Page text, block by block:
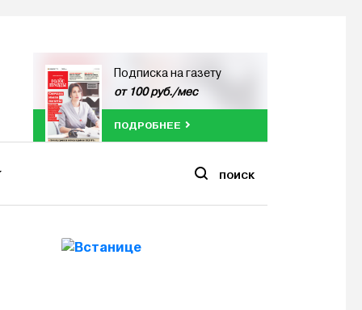
Подписка на газету
от 100 руб./мес
ПОДРОБНЕЕ
ПОИСК